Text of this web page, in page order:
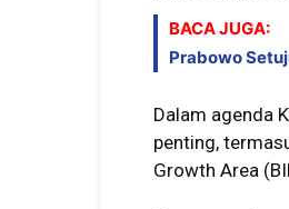
BACA JUGA:
Prabowo
Dalam agenda
penting,
Growth Area